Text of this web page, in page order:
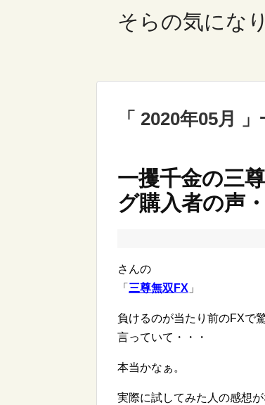
そらの気になり
2020年05月
一攫千金の三
グ購入者の声
さんの
「 三尊無双FX 」
負けるのが当たり前のFXで
言っていて・・・
本当かなぁ。
実際に試してみた人の感想が